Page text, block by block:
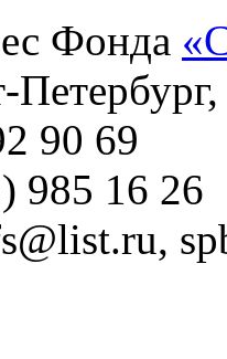
Фонда
90 69
985 16 26